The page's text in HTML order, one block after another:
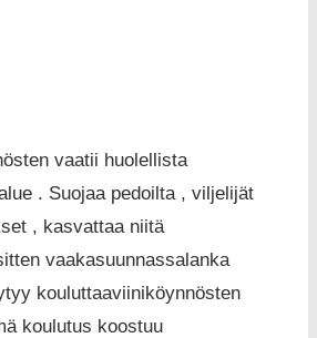
vaatii huolellista
. Suojaa pedoilta , viljelijät
, kasvattaa niitä
vaakasuunnassalanka
kouluttaaviiniköynnösten
koulutus koostuu